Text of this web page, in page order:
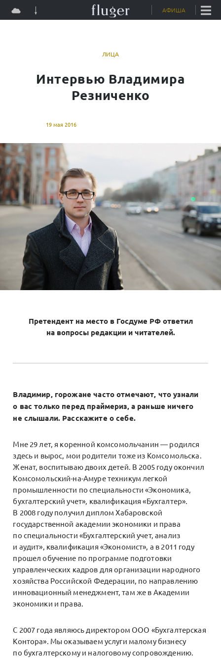
Skip
to
АФИША
ЛИЦА
Интервью Владимира
Резниченко
19 мая 2016
Претендент на место в Госдуме РФ ответил
на вопросы редакции и читателей.
Владимир, горожане часто отмечают, что узнали
о вас только перед праймериз, а раньше ничего
не слышали. Расскажите о себе.
Мне 29 лет, я коренной комсомольчанин — родился
здесь и вырос, мои родители тоже из Комсомольска.
Женат, воспитываю двоих детей. В 2005 году окончил
Комсомольский-на-Амуре техникум легкой
промышленности по специальности «Экономика,
бухгалтерский учет», квалификация «Бухгалтер».
В 2008 году получил диплом Хабаровской
государственной академии экономики и права
по специальности «Бухгалтерский учет, анализ
и аудит», квалификация «Экономист», а в 2011 году
прошел обучение по программе подготовки
управленческих кадров для организации народного
хозяйства Российской Федерации, по направлению
инновационный менеджмент, там же в Академии
экономики и права.
С 2007 года являюсь директором ООО «Бухгалтерская
Контора». Мы оказываем услуги малому бизнесу
по бухгалтерскому и налоговому сопровождению.